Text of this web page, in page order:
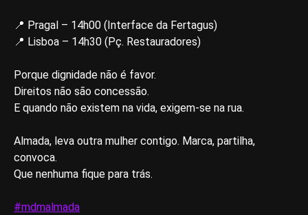
📍 Pragal – 14h00 (Interface da Fertagus)
📍 Lisboa – 14h30 (Pç. Restauradores)
Porque dignidade não é favor.
Direitos não são concessão.
E quando não existem na vida, exigem-se na rua.
Almada, leva outra mulher contigo. Marca, partilha,
convoca.
Que nenhuma fique para trás.
#mdmalmada